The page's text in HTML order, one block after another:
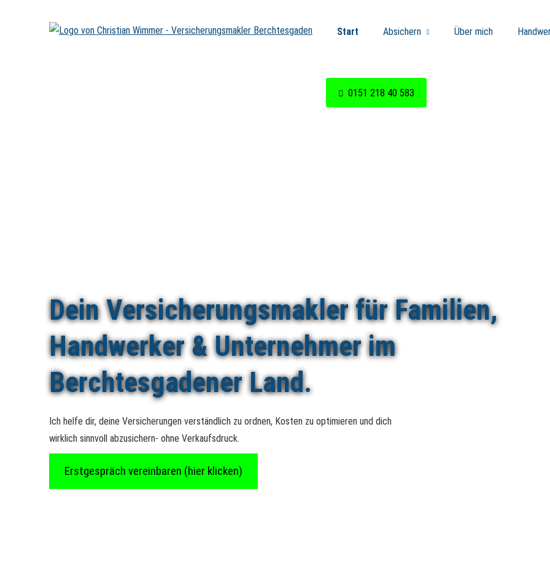
Start Absichern Über mich
0151 218 40 583
Dein Ver­sicherungs­makler für Familien,
Handwerker & Unternehmer im
Berchtesgadener Land.
Ich helfe dir, deine Versicherungen verständlich zu ordnen, Kosten zu optimieren und dich
wirklich sinnvoll abzusichern- ohne Verkaufsdruck.
Erstgespräch vereinbaren (hier klicken)